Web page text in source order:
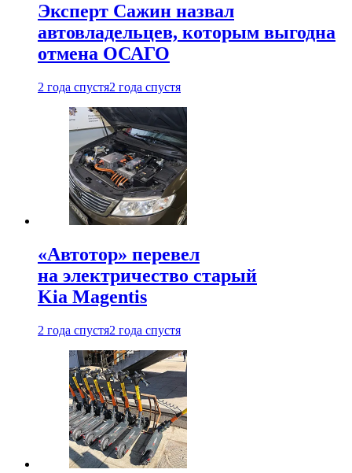
Эксперт Сажин назвал
автовладельцев, которым выгодна
отмена ОСАГО
2 года спустя2 года спустя
«Автотор» перевел
на электричество старый
Kia Magentis
2 года спустя2 года спустя